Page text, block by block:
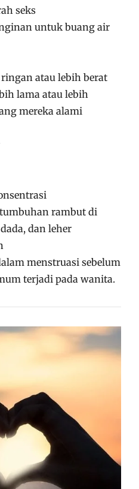
seks
untuk buang air
atau lebih berat
lama atau lebih
mereka alami
rambut di
dan leher
menstruasi sebelum
terjadi pada wanita.